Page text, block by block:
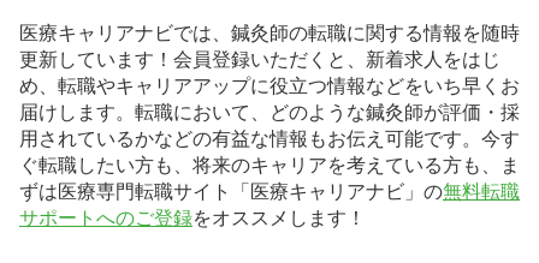
医療キャリアナビでは、鍼灸師の転職に関する情報を随時
更新しています！会員登録いただくと、新着求人をはじ
め、転職やキャリアアップに役立つ情報などをいち早くお
届けします。転職において、どのような鍼灸師が評価・採
用されているかなどの有益な情報もお伝え可能です。今す
ぐ転職したい方も、将来のキャリアを考えている方も、ま
ずは医療専門転職サイト「医療キャリアナビ」の無料転職
サポートへのご登録をオススメします！